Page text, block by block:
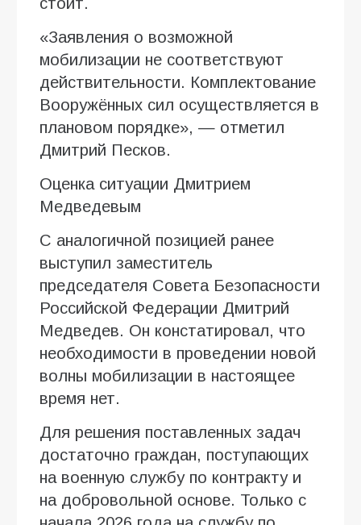
«Заявления о возможной
мобилизации не соответствуют
действительности. Комплектование
Вооружённых сил осуществляется в
плановом порядке», — отметил
Дмитрий Песков.
Оценка ситуации Дмитрием
Медведевым
С аналогичной позицией ранее
выступил заместитель
председателя Совета Безопасности
Российской Федерации Дмитрий
Медведев. Он констатировал, что
необходимости в проведении новой
волны мобилизации в настоящее
время нет.
Для решения поставленных задач
достаточно граждан, поступающих
на военную службу по контракту и
на добровольной основе. Только с